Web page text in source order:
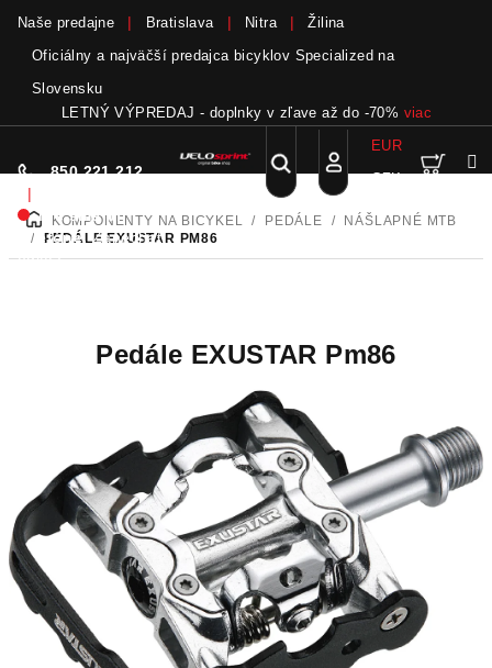
obsah
Naše predajne Bratislava Nitra
Žilina
Oficiálny a najväčší predajca bicyklov Specialized na
Slovensku
LETNÝ VÝPREDAJ - doplnky v zľave až do -70% viac
850 221 212
|
Nie sme pri
telefóne.Zanechať
odkaz
Hľadať
Prihlásenie
EUR
CZK
DOMOVKOMPONENTY NA BICYKEL / PEDÁLE /
NÁŠLAPNÉ MTB
/
PEDÁLE EXUSTAR PM86
Pedále EXUSTAR Pm86